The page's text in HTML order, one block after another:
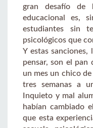
gran desafío de
educacional es,
estudiantes sin
psicológicos que
Y estas sanciones,
pensar, son el pan
un mes un chico
tres semanas a
Inquieto y mal
habían cambiado
que esta